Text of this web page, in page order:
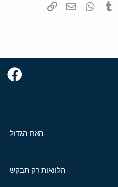
Pinterest
Tumblr
WhatsAppדואר אלקטרוני
האח הגדול
הלוואות רק תבקש